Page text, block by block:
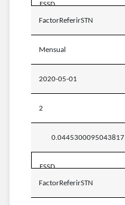
ESSD
FactorReferirSTN
Mensual
2020-05-01
2
0.0445300095043817
ESSD
FactorReferirSTN